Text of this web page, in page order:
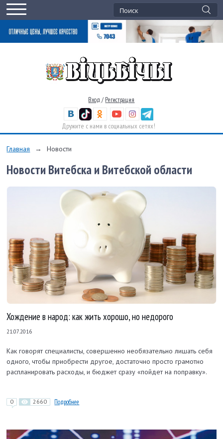
Вход / Регистрация
Дружите с нами в социальных сетях!
Главная → Новости
Новости Витебска и Витебской области
Хождение в народ: как жить хорошо, но недорого
21.07.2016
Как говорят специалисты, совершенно необязательно лишать себя
одного, чтобы приобрести другое, достаточно просто грамотно
распланировать расходы, и бюджет сразу «пойдет на поправку».
0 2660 Подробнее